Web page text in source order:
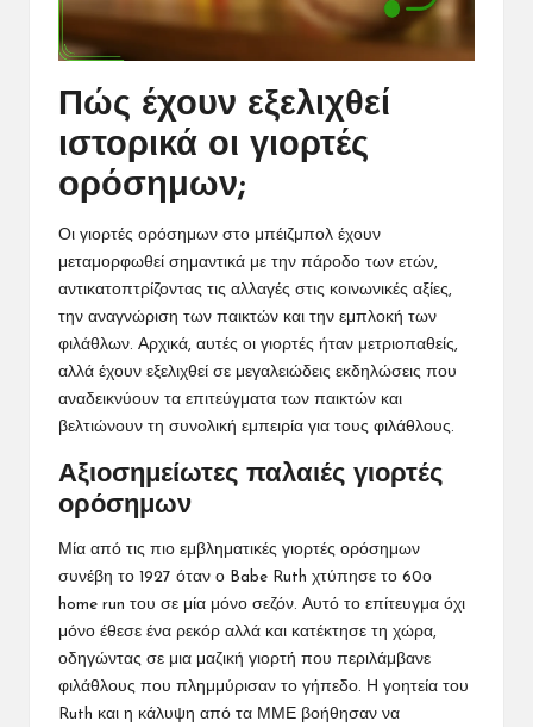
Πώς έχουν εξελιχθεί
ιστορικά οι γιορτές
ορόσημων;
Οι γιορτές ορόσημων στο μπέιζμπολ έχουν
μεταμορφωθεί σημαντικά με την πάροδο των ετών,
αντικατοπτρίζοντας τις αλλαγές στις κοινωνικές αξίες,
την αναγνώριση των παικτών και την εμπλοκή των
φιλάθλων. Αρχικά, αυτές οι γιορτές ήταν μετριοπαθείς,
αλλά έχουν εξελιχθεί σε μεγαλειώδεις εκδηλώσεις που
αναδεικνύουν τα επιτεύγματα των παικτών και
βελτιώνουν τη συνολική εμπειρία για τους φιλάθλους.
Αξιοσημείωτες παλαιές γιορτές
ορόσημων
Μία από τις πιο εμβληματικές γιορτές ορόσημων
συνέβη το 1927 όταν ο Babe Ruth χτύπησε το 60ο
home run του σε μία μόνο σεζόν. Αυτό το επίτευγμα όχι
μόνο έθεσε ένα ρεκόρ αλλά και κατέκτησε τη χώρα,
οδηγώντας σε μια μαζική γιορτή που περιλάμβανε
φιλάθλους που πλημμύρισαν το γήπεδο. Η γοητεία του
Ruth και η κάλυψη από τα ΜΜΕ βοήθησαν να